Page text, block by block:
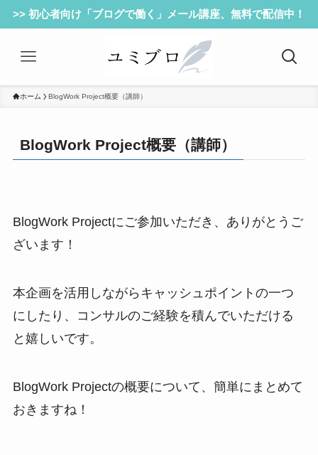
>> 初心者向け「ブログで働く」メール講座、無料で配信中！
ホーム BlogWork Project概要（講師）
BlogWork Project概要（講師）
BlogWork Projectにご参加いただき、ありがとうご
ざいます！
本企画を活用しながらキャッシュポイントの一つ
にしたり、コンサルのご経験を積んでいただける
と嬉しいです。
BlogWork Projectの概要について、簡単にまとめて
おきますね！